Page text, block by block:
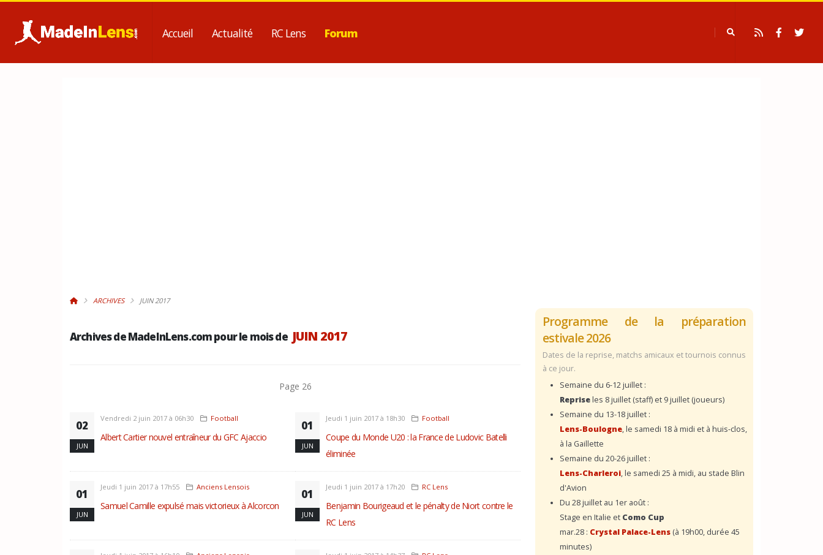
Accueil Actualité RC Lens Forum
ARCHIVES JUIN 2017
Archives de MadeInLens.com pour le mois de JUIN 2017
Page 26
02
JUN
Vendredi 2 juin 2017 à 06h30 Football
Albert Cartier nouvel entraîneur du GFC Ajaccio
01
JUN
Jeudi 1 juin 2017 à 18h30 Football
Coupe du Monde U20 : la France de Ludovic Batelli
éliminée
01
JUN
Jeudi 1 juin 2017 à 17h55 Anciens Lensois
Samuel Camille expulsé mais victorieux à Alcorcon
01
JUN
Jeudi 1 juin 2017 à 17h20 RC Lens
Benjamin Bourigeaud et le pénalty de Niort contre le
RC Lens
Programme de la préparation
estivale 2026
Dates de la reprise, matchs amicaux et tournois connus
à ce jour.
Semaine du 6-12 juillet :
Repriseles 8 juillet (staff) et 9 juillet (joueurs)
Semaine du 13-18 juillet :
Lens-Boulogne, le samedi 18 à midi et à huis-clos,
à la Gaillette
Semaine du 20-26 juillet :
Lens-Charleroi, le samedi 25 à midi, au stade Blin
d'Avion
Du 28 juillet au 1er août :
Stage en Italie et Como Cup
mar.28 : Crystal Palace-Lens (à 19h00, durée 45
minutes)